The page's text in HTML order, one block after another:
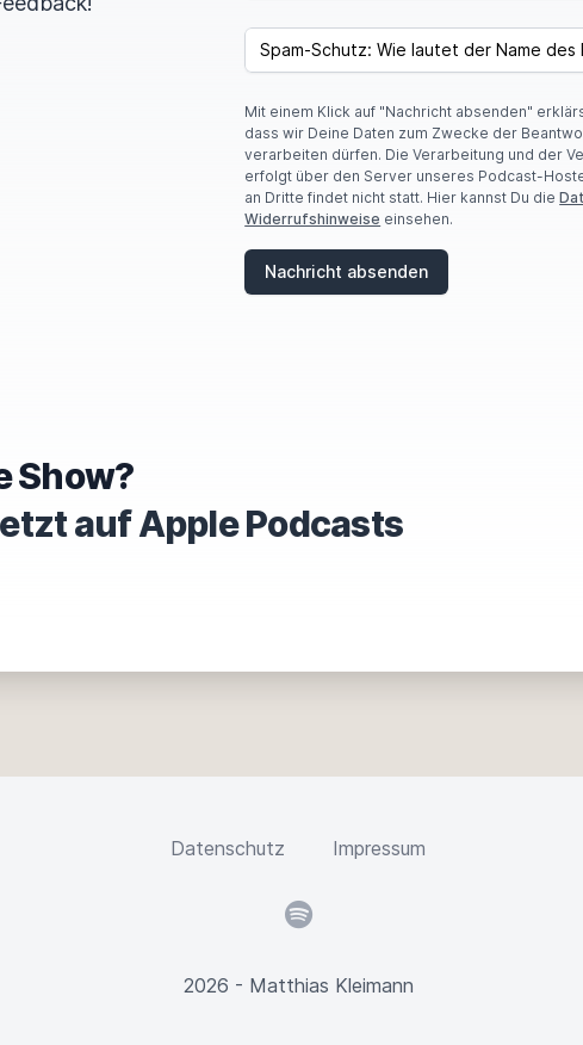
SPAM CAPTCHA
Mit einem Klick auf "Nachricht absenden"
dass wir Deine Daten zum Zwecke der
verarbeiten dürfen. Die Verarbeitung und der
erfolgt über den Server unseres Podcast-
an Dritte findet nicht statt. Hier kannst Du die
Widerrufshinweise einsehen.
Nachricht absenden
Show?
auf Apple Podcasts
Datenschutz Impressum
Spotify
2026 - Matthias Kleimann